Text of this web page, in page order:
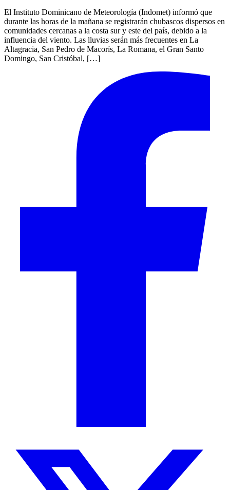
El Instituto Dominicano de Meteorología (Indomet) informó que
durante las horas de la mañana se registrarán chubascos dispersos en
comunidades cercanas a la costa sur y este del país, debido a la
influencia del viento. Las lluvias serán más frecuentes en La
Altagracia, San Pedro de Macorís, La Romana, el Gran Santo
Domingo, San Cristóbal, […]